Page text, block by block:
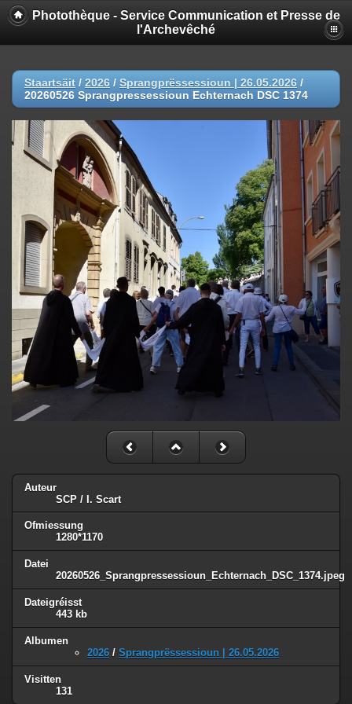
Photothèque - Service Communication et Presse de
l'Archevêché
Staartsäit / 2026 / Sprangprëssessioun | 26.05.2026 /
20260526 Sprangpressessioun Echternach DSC 1374
Auteur
SCP / I. Scart
Ofmiessung
1280*1170
Datei
20260526_Sprangpressessioun_Echternach_DSC_1374.jpeg
Dateigréisst
443 kb
Albumen
2026 / Sprangprëssessioun | 26.05.2026
Visitten
131